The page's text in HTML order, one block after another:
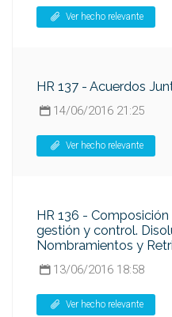
Ver hecho relevante
HR 137 - Acuerdos
14/06/2016 21:25
Ver hecho relevante
HR 136 -
gestión y control.
Nombramientos y
13/06/2016 18:58
Ver hecho relevante